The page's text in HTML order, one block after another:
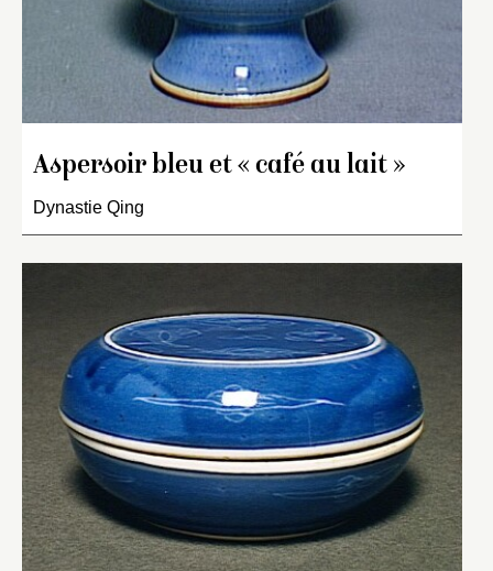
Aspersoir bleu et « café au lait »
Dynastie Qing